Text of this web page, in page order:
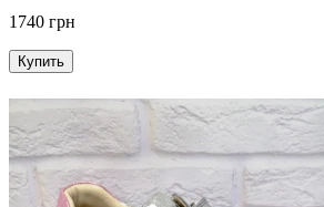
1740 грн
Купить